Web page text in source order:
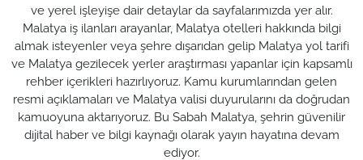
ve yerel işleyişe dair detaylar da sayfalarımızda yer alır.
Malatya iş ilanları arayanlar, Malatya otelleri hakkında bilgi
almak isteyenler veya şehre dışarıdan gelip Malatya yol tarifi
ve Malatya gezilecek yerler araştırması yapanlar için kapsamlı
rehber içerikleri hazırlıyoruz. Kamu kurumlarından gelen
resmi açıklamaları ve Malatya valisi duyurularını da doğrudan
kamuoyuna aktarıyoruz. Bu Sabah Malatya, şehrin güvenilir
dijital haber ve bilgi kaynağı olarak yayın hayatına devam
ediyor.